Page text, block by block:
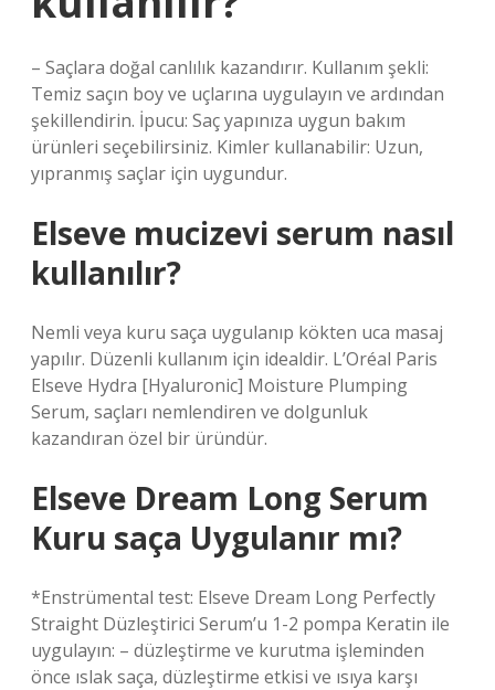
– Saçlara doğal canlılık kazandırır. Kullanım şekli:
Temiz saçın boy ve uçlarına uygulayın ve ardından
şekillendirin. İpucu: Saç yapınıza uygun bakım
ürünleri seçebilirsiniz. Kimler kullanabilir: Uzun,
yıpranmış saçlar için uygundur.
Elseve mucizevi serum nasıl
kullanılır?
Nemli veya kuru saça uygulanıp kökten uca masaj
yapılır. Düzenli kullanım için idealdir. L’Oréal Paris
Elseve Hydra [Hyaluronic] Moisture Plumping
Serum, saçları nemlendiren ve dolgunluk
kazandıran özel bir üründür.
Elseve Dream Long Serum
Kuru saça Uygulanır mı?
*Enstrümental test: Elseve Dream Long Perfectly
Straight Düzleştirici Serum’u 1-2 pompa Keratin ile
uygulayın: – düzleştirme ve kurutma işleminden
önce ıslak saça, düzleştirme etkisi ve ısıya karşı